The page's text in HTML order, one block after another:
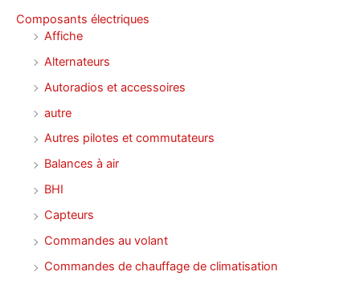
Composants électriques
Affiche
Alternateurs
Autoradios et accessoires
autre
Autres pilotes et commutateurs
Balances à air
BHI
Capteurs
Commandes au volant
Commandes de chauffage de climatisation